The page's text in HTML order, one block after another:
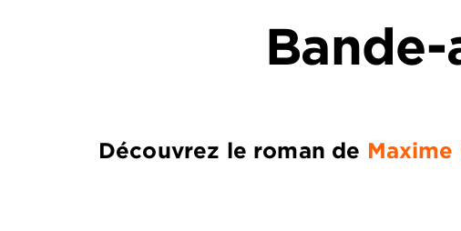
Découvrez le roman de